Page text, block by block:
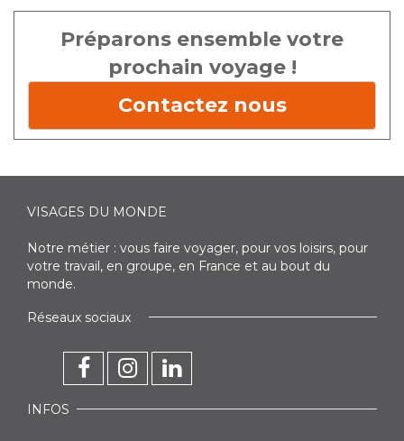
Préparons ensemble votre
prochain voyage !
Contactez nous
VISAGES DU MONDE
Notre métier : vous faire voyager, pour vos loisirs, pour
votre travail, en groupe, en France et au bout du
monde.
Réseaux sociaux
INFOS